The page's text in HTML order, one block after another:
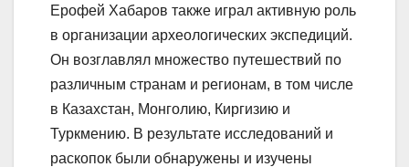
Ерофей Хабаров также играл активную роль
в организации археологических экспедиций.
Он возглавлял множество путешествий по
различным странам и регионам, в том числе
в Казахстан, Монголию, Киргизию и
Туркмению. В результате исследований и
раскопок были обнаружены и изучены